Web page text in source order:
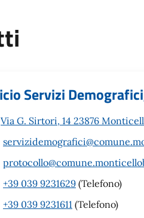
Servizi
Via G. Sirtori, 14 23876
+39 039 9231629 (Telefono)
+39 039 9231611 (Telefono)